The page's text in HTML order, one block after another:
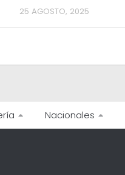
25 AGOSTO, 2025
Nacionales